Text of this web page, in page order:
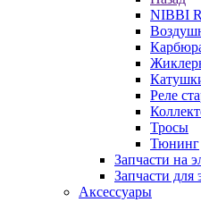
NIBBI
Реле
Тросы
Тюнинг
Запчасти на
Запчасти для
Аксессуары